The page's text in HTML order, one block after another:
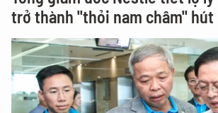
trở thành "thỏi nam châm" hút